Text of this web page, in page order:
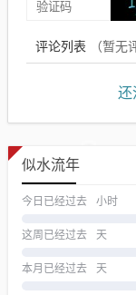
评论列表 （暂无
还
似水流年
今日已经过去 小时
这周已经过去 天
本月已经过去 天